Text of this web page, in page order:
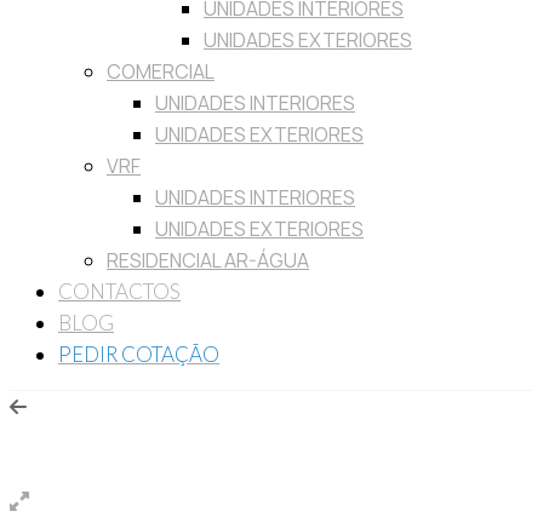
UNIDADES INTERIORES
UNIDADES EXTERIORES
COMERCIAL
UNIDADES INTERIORES
UNIDADES EXTERIORES
VRF
UNIDADES INTERIORES
UNIDADES EXTERIORES
RESIDENCIAL AR-ÁGUA
CONTACTOS
BLOG
PEDIR COTAÇÃO